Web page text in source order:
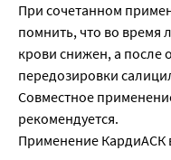
При сочетанном
помнить, что во время
крови снижен, а после
передозировки
Совместное
рекомендуется.
Применение КардиАСК